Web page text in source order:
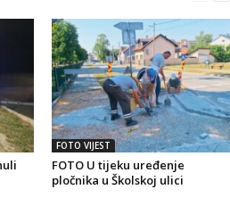
FOTO VIJEST
FOTO U tijeku uređenje
pločnika u Školskoj ulici